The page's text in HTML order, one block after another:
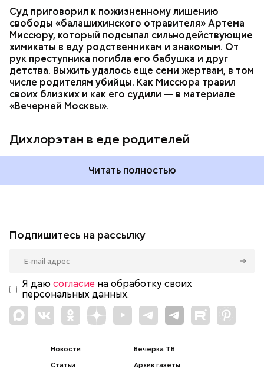
Суд приговорил к пожизненному лишению
свободы «балашихинского отравителя» Артема
Миссюру, который подсыпал сильнодействующие
химикаты в еду родственникам и знакомым. От
рук преступника погибла его бабушка и друг
детства. Выжить удалось еще семи жертвам, в том
числе родителям убийцы. Как Миссюра травил
своих близких и как его судили — в материале
«Вечерней Москвы».
Дихлорэтан в еде родителей
Читать полностью
Подпишитесь на рассылку
Я даю согласие на обработку своих
персональных данных.
Новости
Статьи
Вечерка ТВ
Архив газеты